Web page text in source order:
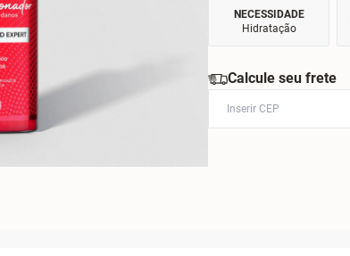
NECESSIDADE
Hidratação
Calcule seu frete